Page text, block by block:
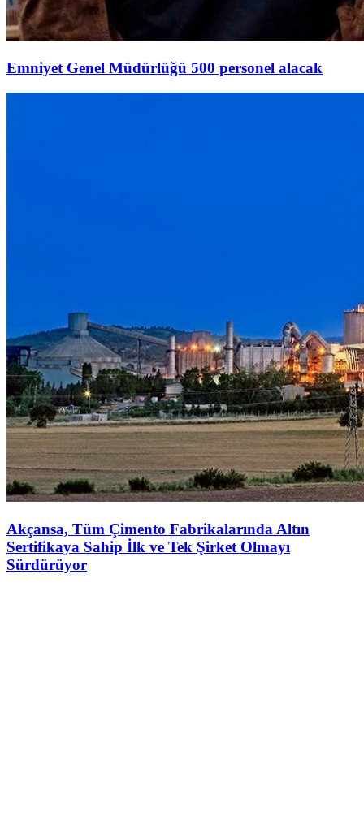
Emniyet Genel Müdürlüğü 500 personel alacak
Akçansa, Tüm Çimento Fabrikalarında Altın
Sertifikaya Sahip İlk ve Tek Şirket Olmayı
Sürdürüyor